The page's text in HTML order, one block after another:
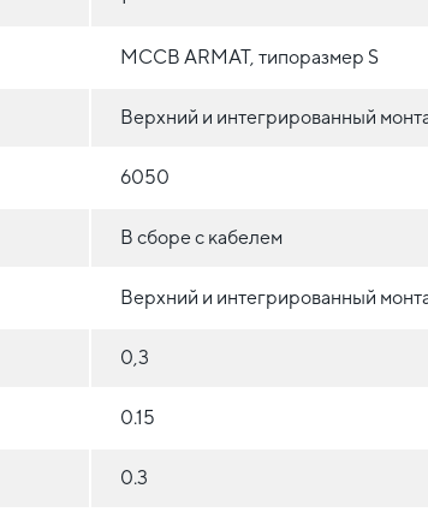
MCCB ARMAT, типоразмер S
Верхний и интегрированный
6050
В сборе с кабелем
Верхний и интегрированный
0,3
0.15
0.3